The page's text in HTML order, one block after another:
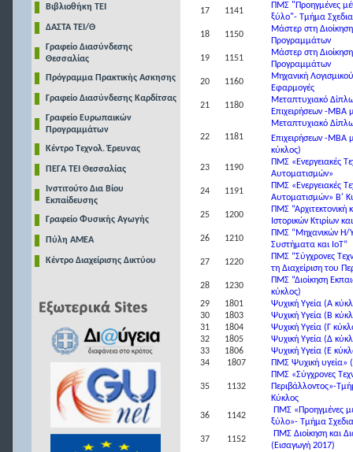
Βιβλιοθήκη ΤΕΙ
ΔΑΣΤΑ ΤΕΙ/Θ
Γραφείο Διασύνδεσης
Θεσσαλίας
Πρόγραμμα Πρακτικής Ασκησης
Γραφείο Διασύνδεσης Καρδίτσας
Γραφείο Ευρωπαικών
Προγραμμάτων
Κέντρο Τεχνολ. Έρευνας
ΠΕΓΑ ΤΕΙ Θεσσαλίας
Ινστιτούτο Δια Βίου
Εκπαίδευσης
Γραφείο Φυσικής Αγωγής
Πύλη ΑΜΕΑ
Κέντρο Διαχείρισης Δικτύου
17
1141
ΠΜΣ "Προηγμένες
ξύλο"- Τμήμα
18
1150
Μάστερ στη
Προγραμμάτων
19
1151
Μάστερ στη
Προγραμμάτων
20
1160
Μηχανική
Εφαρμογές
21
1180
Μεταπτυχιακό
Επιχειρήσεων -MBA
22 1181
Μεταπτυχιακό
Επιχειρήσεων -MBA
κύκλος)
23
1190
ΠΜΣ «Ενεργειακές
Αυτοματισμών»
24
1191
ΠΜΣ «Ενεργειακές
Αυτοματισμών» Β'
25
1200
ΠΜΣ
Ιστορικών Κτιρίων
26
1210
ΠΜΣ “Μηχανικών Η/
Συστήματα και ΙοΤ”
27
1220
ΠΜΣ “Σύγχρονες
τη Διαχείριση του
28
1230
ΠΜΣ “Διοίκηση
κύκλος)
29
1801
Ψυχική Υγεία (Α
30
1803
Ψυχική Υγεία (Β
31
1804
Ψυχική Υγεία (Γ
32
1805
Ψυχική Υγεία (Δ
33
1806
Ψυχική Υγεία (Ε
34
1807 ΠΜΣ Ψυχική υγεία»
35 1132
ΠΜΣ «Σύγχρονες
Περιβάλλοντος»-
Κύκλος
36
1142
ΠΜΣ «Προηγμένες
ξύλο»- Τμήμα
37
1152
ΠΜΣ Διοίκηση και
(Εισαγωγή 2017)